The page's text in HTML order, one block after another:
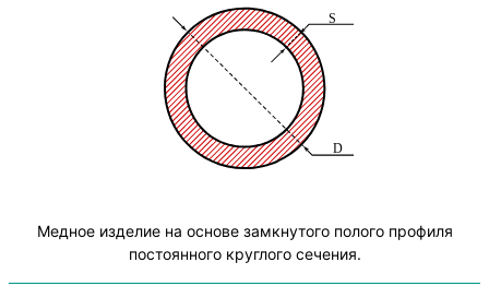
Медное изделие на основе замкнутого полого профиля
постоянного круглого сечения.